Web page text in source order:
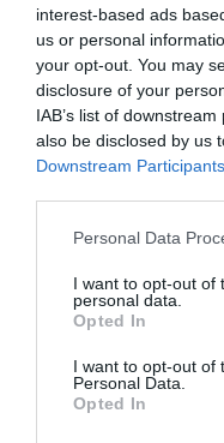
interest-based ads
us or personal
your opt-out. You may
disclosure of your
IAB’s list of
also be disclosed by us
Downstream Participants
Please note that this
not limited to your visit
grant or deny consent
use your data for below
consent section.
Personal Data
I want to opt-out of
personal data.
Opted In
I want to opt-out of
Personal Data.
Opted In
Inghilterra-